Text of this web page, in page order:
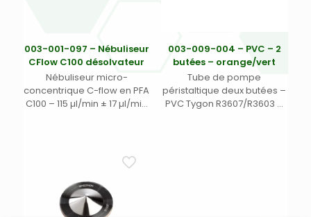
003-001-097 – Nébuliseur
CFlow C100 désolvateur
Nébuliseur micro-
concentrique C-flow en PFA
C100 – 115 µl/min ± 17 µl/min
110/112 et ligne de
prélèvement de 750 mm. –
Testé à 110°C pour CETAC
Aridus, ESI Apex ou Nu
Instruments DSN-100
003-009-004 – PVC – 2
butées – orange/vert
Tube de pompe
péristaltique deux butées –
PVC Tygon R3607/R3603 –